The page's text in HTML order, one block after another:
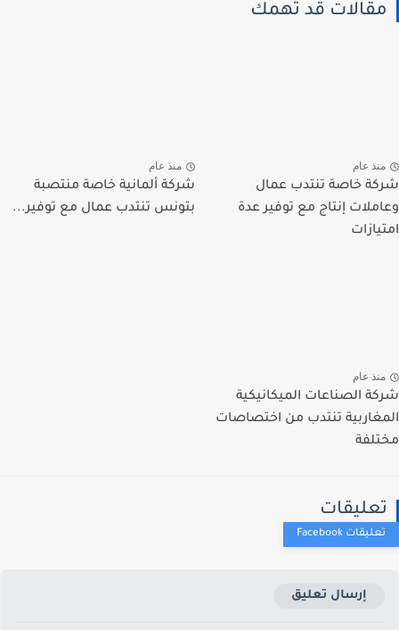
قد تهمك
عام
خاصة تنتدب عمال
إنتاج مع توفير عدة
منذ عام
شركة ألمانية خاصة منتصبة
بتونس تنتدب عمال مع توفير...
عام
الصناعات الميكانيكية
تنتدب من اختصاصات
إرسال تعليق